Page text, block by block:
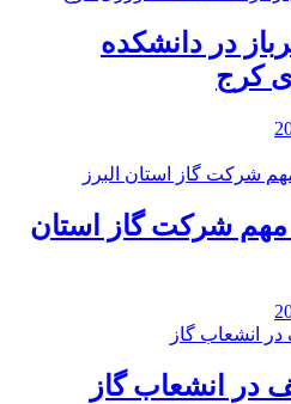
در دانشکده
کرج
مهم شرکت گاز استان
در انشعاب گاز